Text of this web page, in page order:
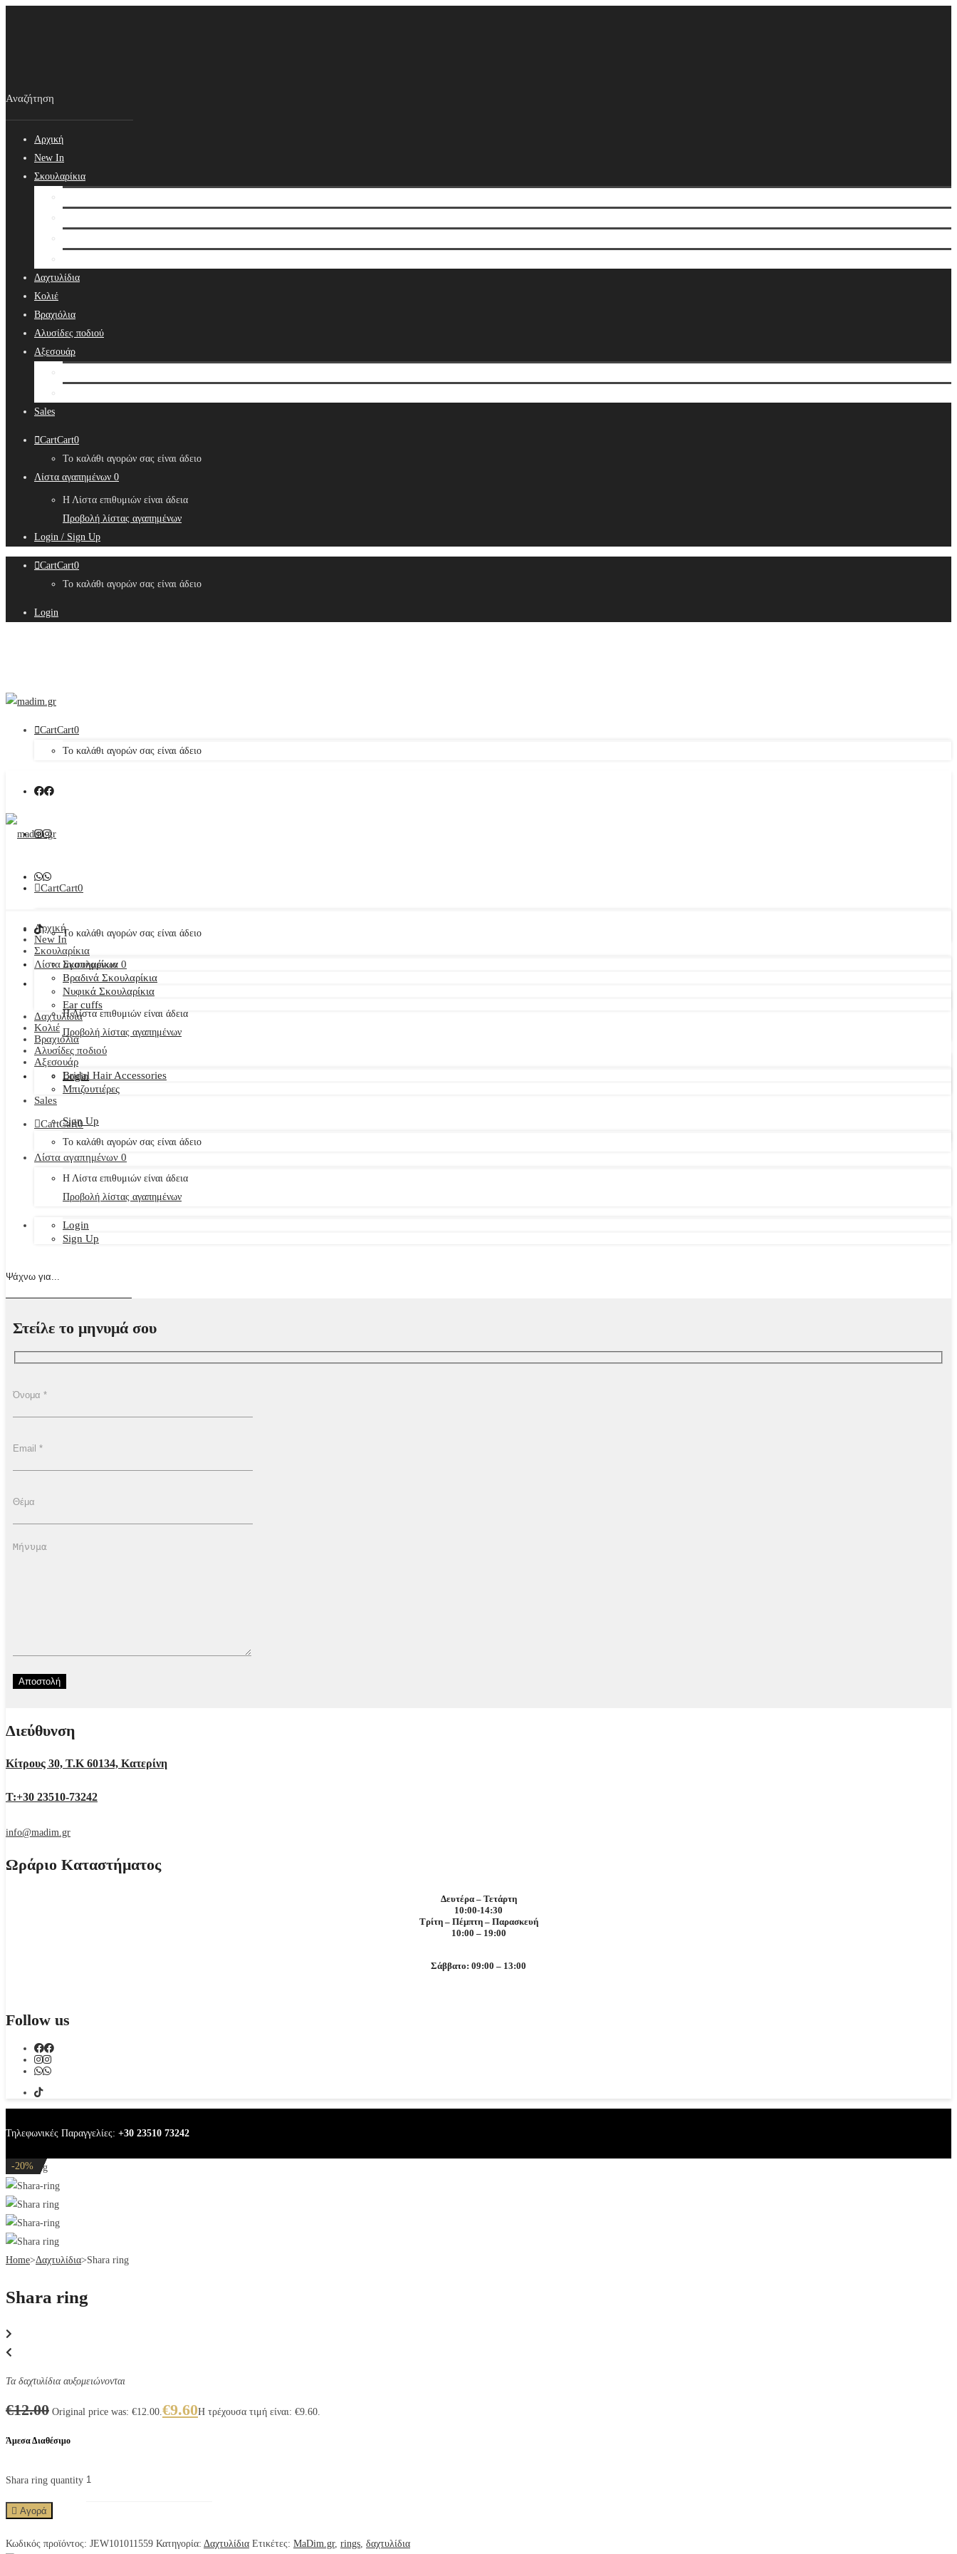
Αρχική
New In
Σκουλαρίκια
Δαχτυλίδια
Κολιέ
Βραχιόλια
Αλυσίδες ποδιού
Αξεσουάρ
Sales
CartCart0
Το καλάθι αγορών σας είναι άδειο
Λίστα αγαπημένων 0
Η Λίστα επιθυμιών είναι άδεια
Προβολή λίστας αγαπημένων
Login / Sign Up
CartCart0
Το καλάθι αγορών σας είναι άδειο
Login
CartCart0
Το καλάθι αγορών σας είναι άδειο
CartCart0
Το καλάθι αγορών σας είναι άδειο
Λίστα αγαπημένων 0
Η Λίστα επιθυμιών είναι άδεια
Προβολή λίστας αγαπημένων
Login
Sign Up
Αρχική
New In
Σκουλαρίκια
Σκουλαρίκια
Βραδινά Σκουλαρίκια
Νυφικά Σκουλαρίκια
Ear cuffs
Δαχτυλίδια
Κολιέ
Βραχιόλια
Αλυσίδες ποδιού
Αξεσουάρ
Bridal Hair Accessories
Μπιζουτιέρες
Sales
CartCart0
Το καλάθι αγορών σας είναι άδειο
Λίστα αγαπημένων 0
Η Λίστα επιθυμιών είναι άδεια
Προβολή λίστας αγαπημένων
Login
Sign Up
Στείλε το μηνυμά σου
Διεύθυνση
Κίτρους 30, Τ.Κ 60134, Κατερίνη
Τ:+30 23510-73242
info@madim.gr
Ωράριο Καταστήματος
Δευτέρα – Τετάρτη
10:00-14:30
Τρίτη – Πέμπτη – Παρασκευή
10:00 – 19:00
Σάββατο: 09:00 – 13:00
Follow us
Τηλεφωνικές Παραγγελίες: +30 23510 73242
Shara ring
-20%
Home>Δαχτυλίδια>Shara ring
Shara ring
Τα δαχτυλίδια αυξομειώνονται
€12.00 Original price was: €12.00. €9.60Η τρέχουσα τιμή είναι: €9.60.
Άμεσα Διαθέσιμο
Shara ring quantity
Αγορά
Κωδικός προϊόντος: JEW101011559 Κατηγορία: Δαχτυλίδια Ετικέτες: MaDim.gr, rings δαχτυλίδια
-20%
-20%
-20%
-20%